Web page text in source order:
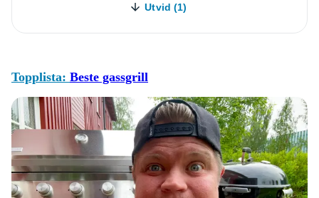
Utvid (1)
Topplista: Beste gassgrill